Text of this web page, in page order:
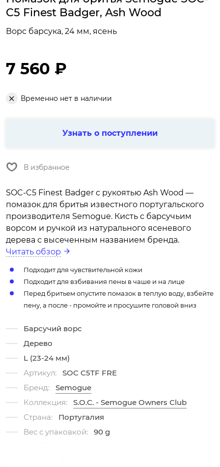
C5 Finest Badger, Ash Wood
Ворс барсука, 24 мм, ясень
7 560 ₽
Временно нет в наличии
Узнать о поступлении
В избранное
SOC-C5 Finest Badger с рукоятью Ash Wood —
помазок для бритья известного португальского
производителя Semogue. Кисть с барсучьим
ворсом и ручкой из натурального ясеневого
дерева с высеченным названием бренда.
Читать обзор
Подходит для чувствительной кожи
Подходит для взбивания пены в чаше и на лице
Перед бритьем опустите помазок в теплую воду, взбейте
пену, а после - промойте и просушите головой вниз
Барсучий ворс
Дерево
L (23-24 мм)
Артикул:
SOC C5TF FRE
Бренд:
Semogue
Коллекция:
S.O.C. - Semogue Owners Club
Страна:
Португалия
Вес с упаковкой:
90 g